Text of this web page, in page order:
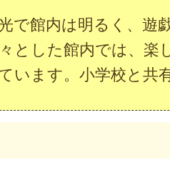
で館内は明るく、遊
とした館内では、楽
います。小学校と共